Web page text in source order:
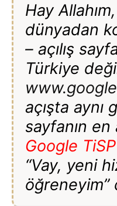
Hay
dünyadan
– açılış
Türkiye
açışta aynı
sayfanın en
Google
“Vay, yeni
öğreneyim”